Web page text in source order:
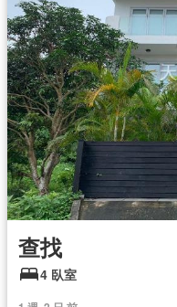
查找
4 臥室